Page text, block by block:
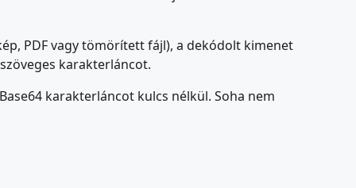
PDF vagy tömörített fájl), a dekódolt kimenet
karakterláncot.
karakterláncot kulcs nélkül. Soha nem